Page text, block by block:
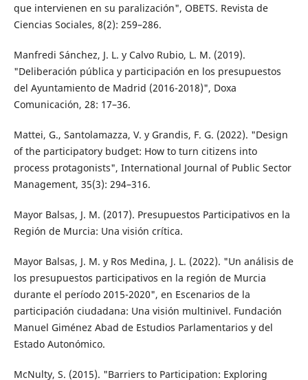
que intervienen en su paralización", OBETS. Revista de
Ciencias Sociales, 8(2): 259–286.
Manfredi Sánchez, J. L. y Calvo Rubio, L. M. (2019).
"Deliberación pública y participación en los presupuestos
del Ayuntamiento de Madrid (2016-2018)", Doxa
Comunicación, 28: 17–36.
Mattei, G., Santolamazza, V. y Grandis, F. G. (2022). "Design
of the participatory budget: How to turn citizens into
process protagonists", International Journal of Public Sector
Management, 35(3): 294–316.
Mayor Balsas, J. M. (2017). Presupuestos Participativos en la
Región de Murcia: Una visión crítica.
Mayor Balsas, J. M. y Ros Medina, J. L. (2022). "Un análisis de
los presupuestos participativos en la región de Murcia
durante el período 2015-2020", en Escenarios de la
participación ciudadana: Una visión multinivel. Fundación
Manuel Giménez Abad de Estudios Parlamentarios y del
Estado Autonómico.
McNulty, S. (2015). "Barriers to Participation: Exploring